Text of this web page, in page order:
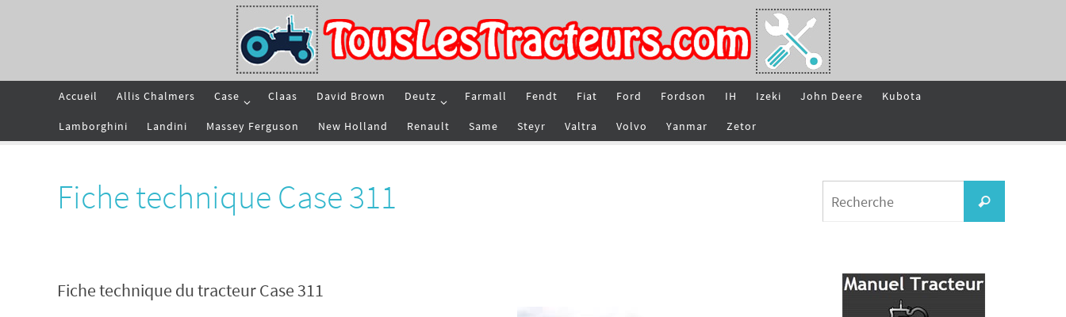
Accueil Allis Chalmers Case Claas David Brown Deutz Farmall Fendt Fiat Ford Fordson IH Izeki John Deere Kubota
Lamborghini Landini Massey Ferguson New Holland Renault Same Steyr Valtra Volvo Yanmar Zetor
Fiche technique Case 311
Fiche technique du tracteur Case 311
Recherche